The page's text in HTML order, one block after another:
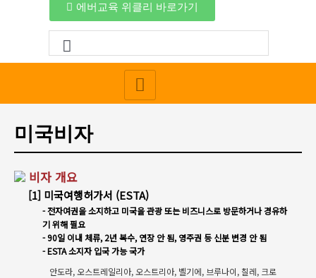
에버교육 위클리 바로가기
미국비자
비자 개요
[1] 미국여행허가서 (ESTA)
- 전자여권을 소지하고 미국을 관광 또는 비즈니스로 방문하거나 경유하
기 위해 필요
- 90일 이내 체류, 2년 복수, 연장 안 됨, 영주권 등 신분 변경 안 됨
- ESTA 소지자 입국 가능 국가
안도라, 오스트레일리아, 오스트리아, 벨기에, 브루나이, 칠레, 크로